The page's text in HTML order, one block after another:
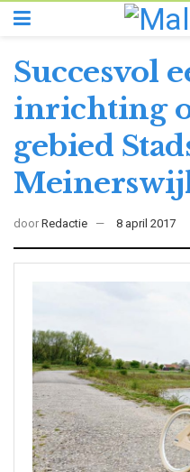
Succesvol
inrichting
gebied
door Redactie 8 april 2017